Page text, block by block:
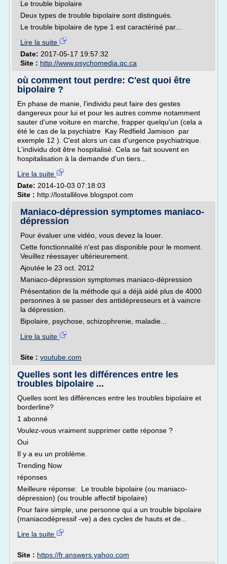
Le trouble bipolaire
Deux types de trouble bipolaire sont distingués.
Le trouble bipolaire de type 1 est caractérisé par...
Lire la suite
Date: 2017-05-17 19:57:32
Site : http://www.psychomedia.qc.ca
où comment tout perdre: C'est quoi être
bipolaire ?
En phase de manie, l'individu peut faire des gestes
dangereux pour lui et pour les autres comme notamment
sauter d'une voiture en marche, frapper quelqu'un (cela a
été le cas de la psychiatre Kay Redfield Jamison par
exemple 12 ). C'est alors un cas d'urgence psychiatrique.
L'individu doit être hospitalisé. Cela se fait souvent en
hospitalisation à la demande d'un tiers...
Lire la suite
Date: 2014-10-03 07:18:03
Site : http://lostallilove.blogspot.com
Maniaco-dépression symptomes maniaco-
dépression
Pour évaluer une vidéo, vous devez la louer.
Cette fonctionnalité n'est pas disponible pour le moment.
Veuillez réessayer ultérieurement.
Ajoutée le 23 oct. 2012
Maniaco-dépression symptomes maniaco-dépression
Présentation de la méthode qui a déjà aidé plus de 4000
personnes à se passer des antidépresseurs et à vaincre
la dépression.
Bipolaire, psychose, schizophrenie, maladie...
Lire la suite
Site : youtube.com
Quelles sont les différences entre les
troubles bipolaire ...
Quelles sont les différences entre les troubles bipolaire et
borderline?
1 abonné
Voulez-vous vraiment supprimer cette réponse ?
Oui
Il y a eu un problème.
Trending Now
réponses
Meilleure réponse: Le trouble bipolaire (ou maniaco-
dépression) (ou trouble affectif bipolaire)
Pour faire simple, une personne qui a un trouble bipolaire
(maniacodépressif -ve) a des cycles de hauts et de...
Lire la suite
Site : https://fr.answers.yahoo.com